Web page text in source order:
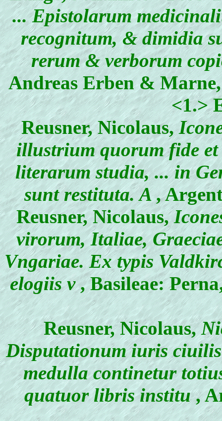
... Epistolarum
recognitum, & dimidia
rerum & verborum
Andreas Erben &
<1.>
Reusner, Nicolaus,
illustrium quorum fide
literarum studia, ... in
sunt restituta. A,
Reusner, Nicolaus,
virorum, Italiae,
Vngariae. Ex typis
elogiis v, Basileae:
Reusner, Nicolaus,
Disputationum iuris
medulla continetur
quatuor libris institu,